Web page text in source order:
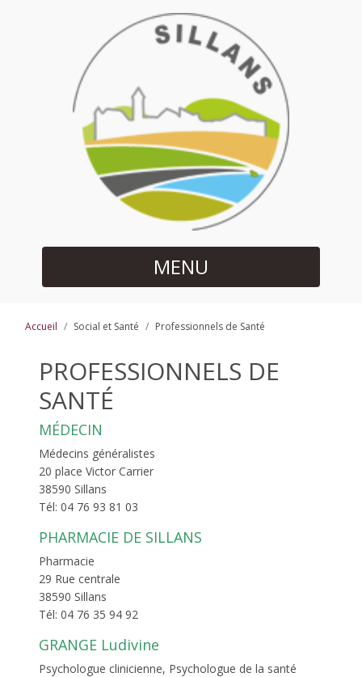
MENU
Accueil Social et Santé Professionnels de Santé
PROFESSIONNELS DE
SANTÉ
MÉDECIN
Médecins généralistes
20 place Victor Carrier
38590 Sillans
Tél: 04 76 93 81 03
PHARMACIE DE SILLANS
Pharmacie
29 Rue centrale
38590 Sillans
Tél: 04 76 35 94 92
GRANGE Ludivine
Psychologue clinicienne, Psychologue de la santé